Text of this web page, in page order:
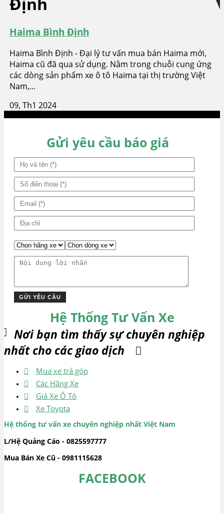
Haima Bình Định
Haima Bình Định - Đại lý tư vấn mua bán Haima mới,
Haima cũ đã qua sử dụng. Nằm trong chuỗi cung ứng
các dòng sản phẩm xe ô tô Haima tại thị trường Việt
Nam,...
09, Th1 2024
Gửi yêu cầu báo giá
Hệ Thống Tư Vấn Xe
Nơi bạn tìm thấy sự chuyên nghiệp
nhất cho các giao dịch
Mua xe trả góp
Các Hãng Xe
Giá Xe Ô Tô
Xe Toyota
Hệ thống tư vấn xe chuyên nghiệp nhất Việt Nam
L/Hệ Quảng Cáo - 0825597777
Mua Bán Xe Cũ - 0981115628
FACEBOOK